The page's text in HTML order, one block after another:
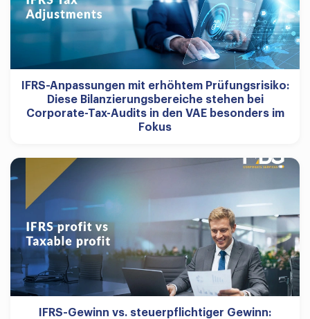
IFRS-Anpassungen mit erhöhtem Prüfungsrisiko:
Diese Bilanzierungsbereiche stehen bei
Corporate-Tax-Audits in den VAE besonders im
Fokus
IFRS-Gewinn vs. steuerpflichtiger Gewinn: